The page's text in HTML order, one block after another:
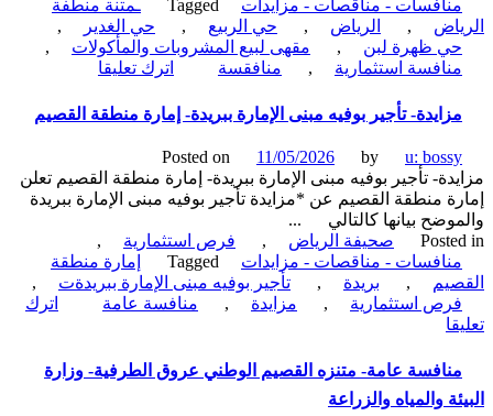
- مناقصات - مزايدات
Tagged
ـمتنة منطفة
, الرياض , حي الربيع , حي الغدير
,
ظهرة لبن
, مقهى لبيع المشروبات والمأكولات
,
استثمارية
, منافقسة اترك تعليقاon
عامة-
استثمار
وتشغيل
مقهى
لبيع
المشروبات
والمأكولات
بحي
الربيع-
أمانة
الرياض
تأجير بوفيه مبنى الإمارة ببريدة- إمارة منطقة القصيم
Posted on 11/05/2026 by
u:
تأجير بوفيه مبنى الإمارة ببريدة- إمارة منطقة القصيم تعلن
منطقة القصيم عن *مزايدة تأجير بوفيه مبنى الإمارة ببريدة
بيانها كالتالي ...
صحيفة الرياض , فرص استثمارية
,
- مناقصات - مزايدات
Tagged
إمارة منطقة
, بريدة , تأجير بوفيه مبنى الإمارة ببريدةت
,
استثمارية
, مزايدة , منافسة عامة
on
تأجير
بوفيه
مبنى
عامة- متنزه القصيم الوطني عروق الطرفية- وزارة
والمياه والزراعة